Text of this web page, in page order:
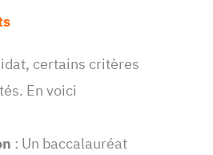
certains critères
En voici
: Un baccalauréat